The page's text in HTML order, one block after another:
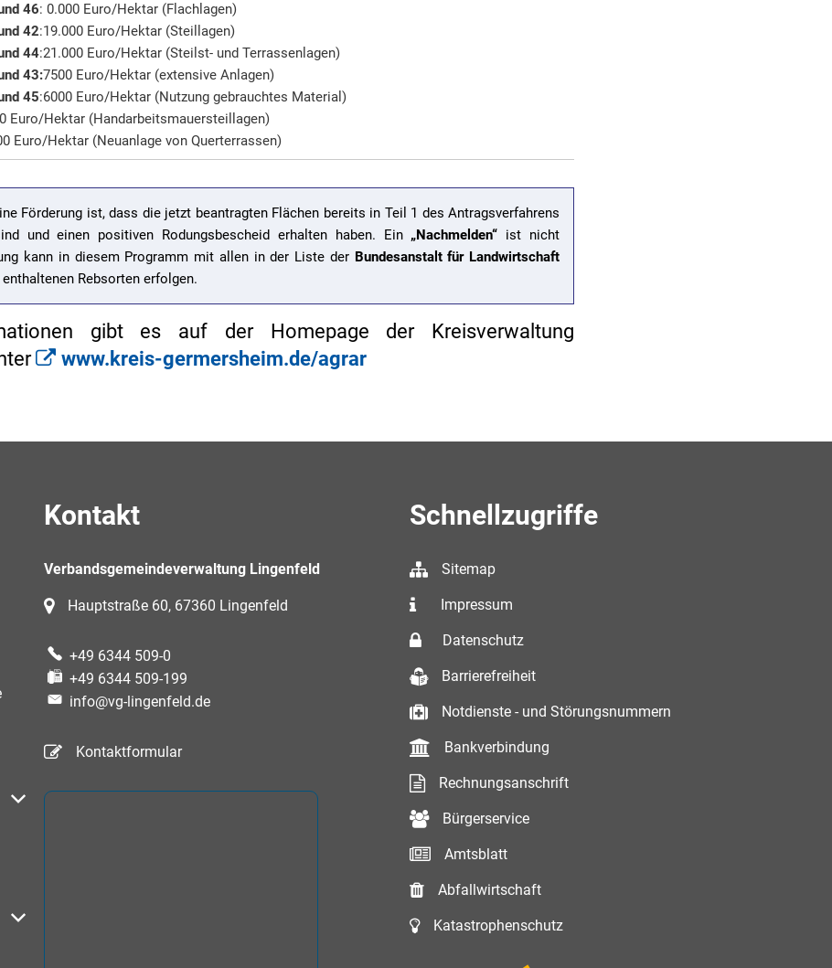
46: 0.000 Euro/Hektar (Flachlagen)
42:19.000 Euro/Hektar (Steillagen)
44:21.000 Euro/Hektar (Steilst- und Terrassenlagen)
43:7500 Euro/Hektar (extensive Anlagen)
45:6000 Euro/Hektar (Nutzung gebrauchtes Material)
Euro/Hektar (Handarbeitsmauersteillagen)
Euro/Hektar (Neuanlage von Querterrassen)
Förderung ist, dass die jetzt beantragten Flächen bereits in Teil 1 des Antragsverfahrens
und einen positiven Rodungsbescheid erhalten haben. Ein „Nachmelden“ ist nicht
kann in diesem Programm mit allen in der Liste der Bundesanstalt für Landwirtschaft
enthaltenen Rebsorten erfolgen.
gibt es auf der Homepage der Kreisverwaltung
www.kreis-germersheim.de/agrar
Kontakt
Verbandsgemeindeverwaltung Lingenfeld
Hauptstraße 60, 67360 Lingenfeld
+49 6344 509-0
+49 6344 509-199
info@vg-lingenfeld.de
Kontaktformular
Schnellzugriffe
Sitemap
Impressum
Datenschutz
Barrierefreiheit
Notdienste - und Störungsnummern
Bankverbindung
Rechnungsanschrift
Bürgerservice
Amtsblatt
Abfallwirtschaft
Katastrophenschutz